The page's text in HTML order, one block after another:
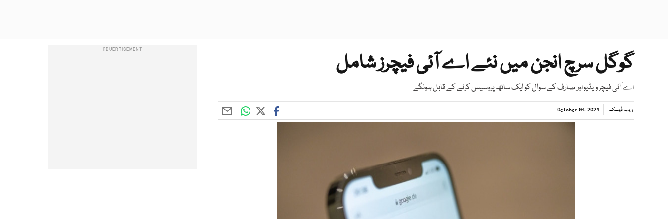
گوگل سرچ انجن میں نئے اے آئی فیچرز شامل
اے آئی فیچر ویڈیو اور صارف کے سوال کو ایک ساتھ پروسیس کرنے کے قابل ہونگے
ویب ڈیسک October 04, 2024